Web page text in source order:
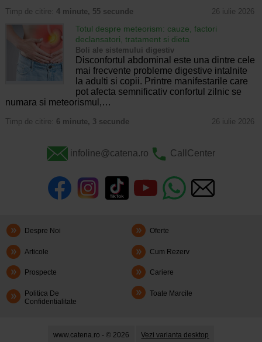
Timp de citire: 4 minute, 55 secunde 26 iulie 2026
Totul despre meteorism: cauze, factori
declansatori, tratament si dieta
Boli ale sistemului digestiv
Disconfortul abdominal este una dintre cele
mai frecvente probleme digestive intalnite
la adulti si copii. Printre manifestarile care
pot afecta semnificativ confortul zilnic se
numara si meteorismul,…
Timp de citire: 6 minute, 3 secunde 26 iulie 2026
infoline@catena.ro CallCenter
Despre Noi Oferte
Articole Cum Rezerv
Prospecte Cariere
Politica De
Confidentialitate
Toate Marcile
www.catena.ro - © 2026 Vezi varianta desktop